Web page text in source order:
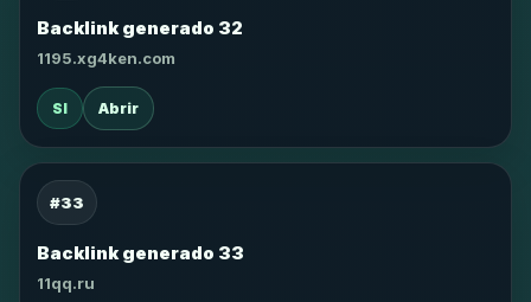
Backlink generado 32
1195.xg4ken.com
SI Abrir
#33
Backlink generado 33
11qq.ru